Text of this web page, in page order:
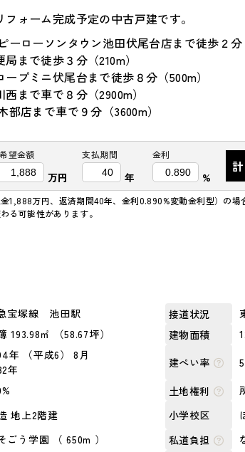
フォーム完成予定の中古戸建です。
ーローソンタウン池田伏尾台店まで徒歩２分
まで徒歩３分（210m）
ープミニ伏尾台まで徒歩８分（500m）
まで車で８分（2900m）
部店まで車で９分（3600m）
望金額
万円
支払期間
年
金利
%
1,888万円、返済期間40年、金利0.890%変動金利型）の場
る可能性があります。
宝塚線 池田駅 接道状況
193.98㎡ （58.67坪） 建物面積
年 （平成6） 8月
年
建ぺい率
土地権利
地上2階建 小学校区
ごう学園 （ 650m ） 私道負担